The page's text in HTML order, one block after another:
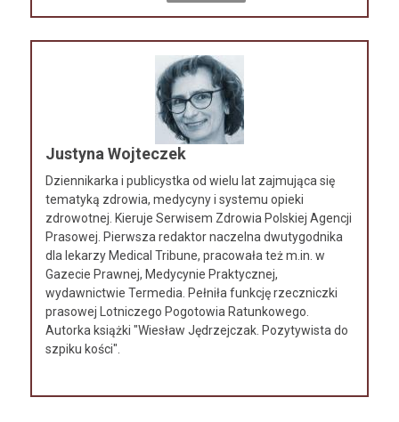
Justyna Wojteczek
Dziennikarka i publicystka od wielu lat zajmująca się
tematyką zdrowia, medycyny i systemu opieki
zdrowotnej. Kieruje Serwisem Zdrowia Polskiej Agencji
Prasowej. Pierwsza redaktor naczelna dwutygodnika
dla lekarzy Medical Tribune, pracowała też m.in. w
Gazecie Prawnej, Medycynie Praktycznej,
wydawnictwie Termedia. Pełniła funkcję rzeczniczki
prasowej Lotniczego Pogotowia Ratunkowego.
Autorka książki "Wiesław Jędrzejczak. Pozytywista do
szpiku kości".